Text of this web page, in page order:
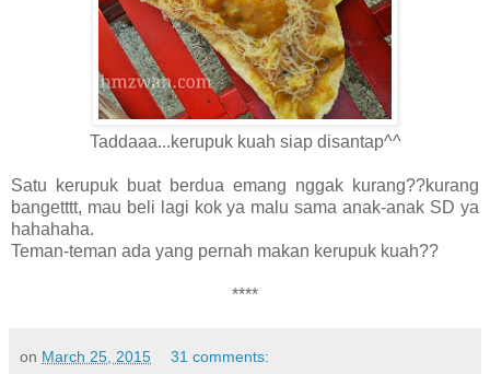
Taddaaa...kerupuk kuah siap disantap^^
Satu kerupuk buat berdua emang nggak kurang??kurang
bangetttt, mau beli lagi kok ya malu sama anak-anak SD ya
hahahaha.
Teman-teman ada yang pernah makan kerupuk kuah??
****
on March 25, 2015 31 comments: